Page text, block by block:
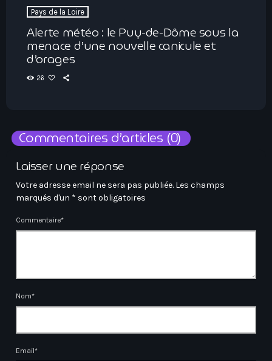
Pays de la Loire
Alerte météo : le Puy-de-Dôme sous la
menace d’une nouvelle canicule et
d’orages
26
Commentaires d’articles (0)
Laisser une réponse
Votre adresse email ne sera pas publiée. Les champs
marqués d'un * sont obligatoires
Commentaire*
Nom*
Email*